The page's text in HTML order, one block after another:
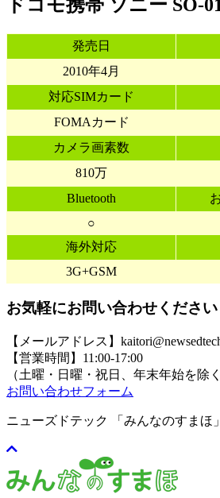
ドコモ携帯 ソニー SO-
発売日
2010年4月
対応SIMカード
FOMAカード
カメラ画素数
810万
Bluetooth
○
海外対応
3G+GSM
お気軽にお問い合わせください
【メールアドレス】
【営業時間】11:00-17:00
（土曜・日曜・祝日、年末年始を除く
お問い合わせフォーム
ニューズドテック 「みんなのすまほ